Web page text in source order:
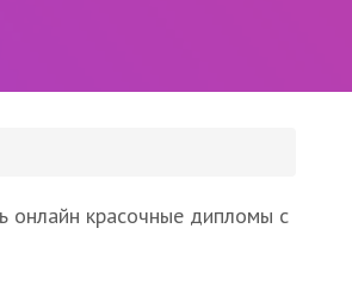
онлайн красочные дипломы с